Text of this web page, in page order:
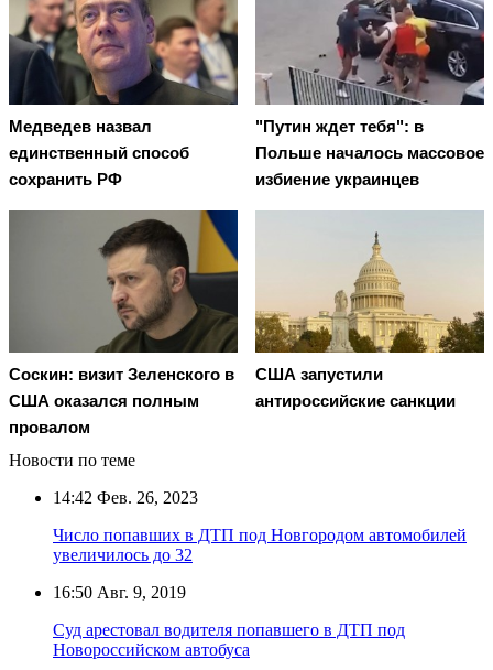
Медведев назвал
единственный способ
сохранить РФ
"Путин ждет тебя": в
Польше началось массовое
избиение украинцев
Соскин: визит Зеленского в
США оказался полным
провалом
США запустили
антироссийские санкции
Новости по теме
14:42 Фев. 26, 2023
Число попавших в ДТП под Новгородом автомобилей
увеличилось до 32
16:50 Авг. 9, 2019
Суд арестовал водителя попавшего в ДТП под
Новороссийском автобуса